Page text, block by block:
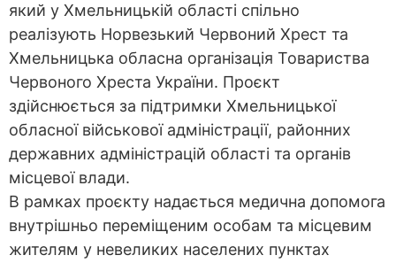
який у Хмельницькій області спільно
реалізують Норвезький Червоний Хрест та
Хмельницька обласна організація Товариства
Червоного Хреста України. Проєкт
здійснюється за підтримки Хмельницької
обласної військової адміністрації, районних
державних адміністрацій області та органів
місцевої влади.
В рамках проєкту надається медична допомога
внутрішньо переміщеним особам та місцевим
жителям у невеликих населених пунктах